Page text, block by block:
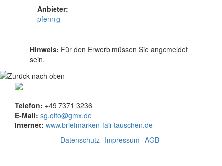
Anbieter:
pfennig
Hinweis: Für den Erwerb müssen Sie angemeldet
sein.
Telefon: +49 7371 3236
E-Mail: sg.otto@gmx.de
Internet: www.briefmarken-fair-tauschen.de
Datenschutz Impressum AGB